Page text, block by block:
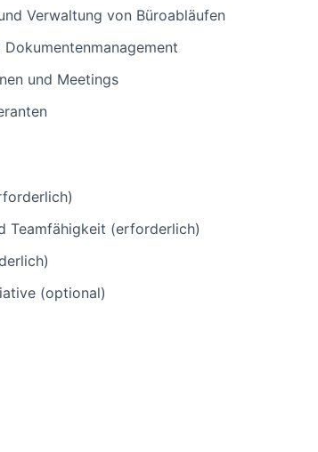
Verwaltung von Büroabläufen
und Meetings
Teamfähigkeit (erforderlich)
(optional)